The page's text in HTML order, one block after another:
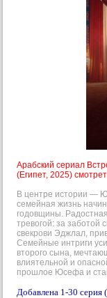
Арабский сериал
(Египет, 2025)
В центре истории —
семейная жизнь
годовщины.
тревогой: за заботой
свекрови Эджлал,
Семейные интриги
второго сына,
влиятельной и
прошлое Юсефа и
Добавлена 1-30 серия